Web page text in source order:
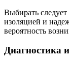
Выбирать
изоляцией и
вероятность
Диагностика